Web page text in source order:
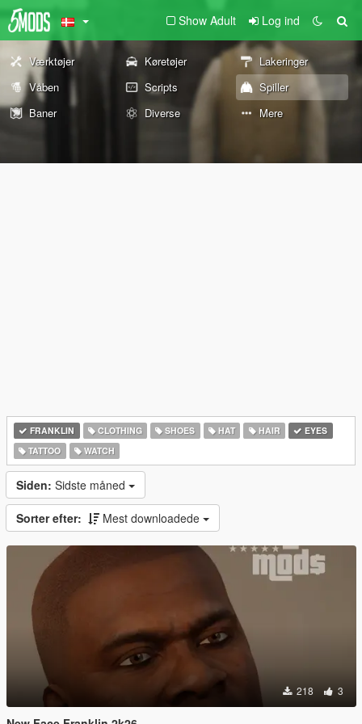
Show Adult Log ind
Værktøjer Køretøjer
Lakeringer
Våben
Scripts
Spiller
Baner
Diverse Mere
FRANKLIN CLOTHING SHOES HAT HAIR
EYES
TATTOO
WATCH
Siden: Sidste måned
Sorter efter: Mest downloadede
218 3